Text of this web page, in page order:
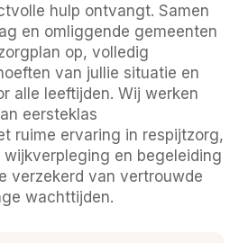
hulp ontvangt. Samen
en omliggende gemeenten
op, volledig
van jullie situatie en
alle leeftijden. Wij werken
eersteklas
ruime ervaring in respijtzorg,
en begeleiding
verzekerd van vertrouwde
wachttijden.